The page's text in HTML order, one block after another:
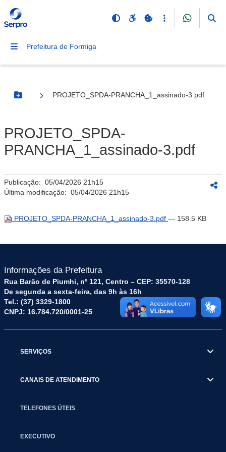
Prefeitura de Formiga
Botão Menu
PROJETO_SPDA-PRANCHA_1_assinado-3.pdf
PROJETO_SPDA-
PRANCHA_1_assinado-3.pdf
Publicação: 05/04/2026 21h15
Última modificação: 05/04/2026 21h15
PROJETO_SPDA-PRANCHA_1_assinado-3.pdf — 158.5 KB
Informações da Prefeitura
Rua Barão de Piumhi, nº 121, Centro – CEP: 35570-128
De segunda a sexta-feira, das 9h às 16h
Tel.: (37) 3329-1800
CNPJ: 16.784.720/0001-25
SERVIÇOS
CANAIS DE ATENDIMENTO
TELEFONES ÚTEIS
EXECUTIVO